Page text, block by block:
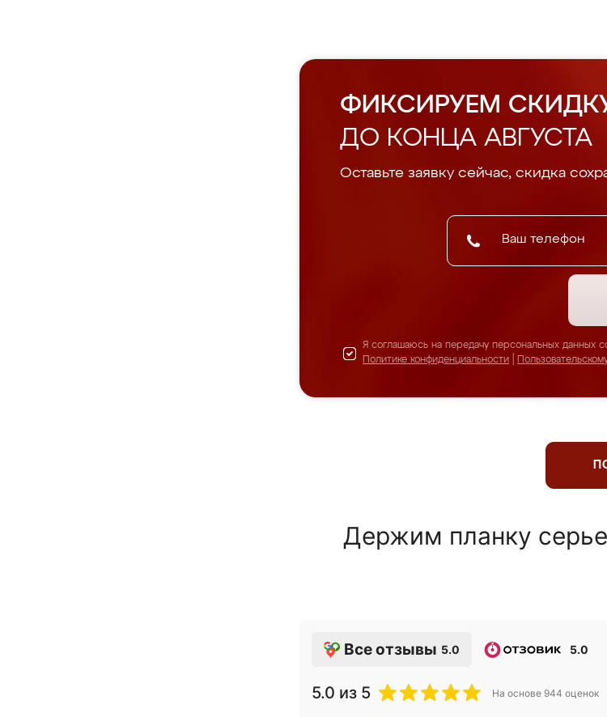
ФИКСИРУЕМ
ДО КОНЦА АВГУСТА
Оставьте заявку сейчас, скидка
Я соглашаюсь на передачу персональных данных
Политике конфиденциальности
Держим планку
Все отзывы 5.0 5.0
5.0 из 5 На основе 944 оценок